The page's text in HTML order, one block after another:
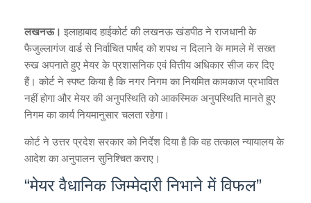
लखनऊ। इलाहाबाद हाईकोर्ट की लखनऊ खंडपीठ ने राजधानी के
फैजुल्लागंज वार्ड से निर्वाचित पार्षद को शपथ न दिलाने के मामले में सख्त
रुख अपनाते हुए मेयर के प्रशासनिक एवं वित्तीय अधिकार सीज कर दिए
हैं। कोर्ट ने स्पष्ट किया है कि नगर निगम का नियमित कामकाज प्रभावित
नहीं होगा और मेयर की अनुपस्थिति को आकस्मिक अनुपस्थिति मानते हुए
निगम का कार्य नियमानुसार चलता रहेगा।
कोर्ट ने उत्तर प्रदेश सरकार को निर्देश दिया है कि वह तत्काल न्यायालय के
आदेश का अनुपालन सुनिश्चित कराए।
“मेयर वैधानिक जिम्मेदारी निभाने में विफल”